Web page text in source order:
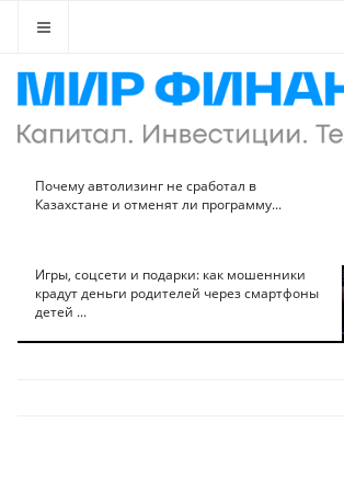
Почему автолизинг не сработал в
Казахстане и отменят ли программу...
Игры, соцсети и подарки: как мошенники
крадут деньги родителей через смартфоны
детей ...